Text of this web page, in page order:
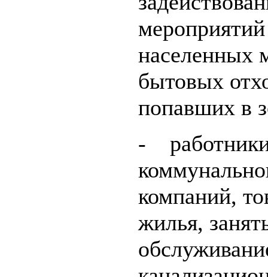
населенных
бытовых
попавших в
-
компаний,
жилья,